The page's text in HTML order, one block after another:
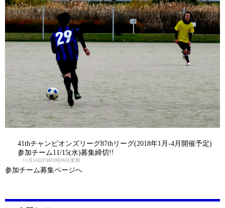
41thチャンピオンズリーグ87thリーグ(2018年1月-4月開催予定)
参加チーム11/15(水)募集締切!!
11月14日PM01時06分更新
参加チーム募集ページへ